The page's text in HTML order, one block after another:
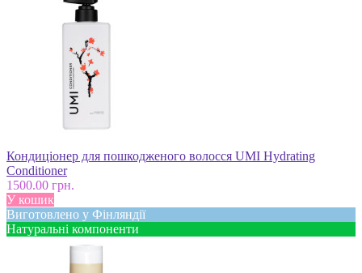
Кондиціонер для пошкодженого волосся UMI Hydrating
Conditioner
1500.00 грн.
У кошик
Виготовлено у Фінляндії
Натуральні компоненти